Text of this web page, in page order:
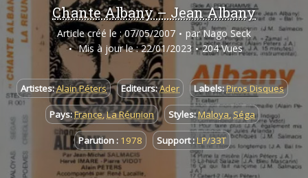
Chante Albany – Jean Albany
Article créé le : 07/05/2007 par Nago Seck
Mis à jour le : 22/01/2023
204 Vues
Artistes:Alain Péters Editeurs:Ader Labels:Piros Disques
Pays:France,La Réunion Styles:Maloya, Séga
Parution : 1978 Support :LP/33T